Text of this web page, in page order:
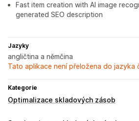
Fast item creation with AI image
generated SEO description
Jazyky
angličtina a němčina
Tato aplikace není přeložena do jazyka
Kategorie
Optimalizace skladových zásob